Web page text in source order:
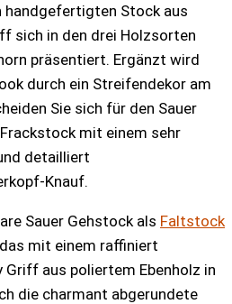
handgefertigten Stock aus
sich in den drei Holzsorten
präsentiert. Ergänzt wird
durch ein Streifendekor am
Sie sich für den Sauer
mit einem sehr
detailliert
Knauf.
Sauer Gehstock als Faltstock
mit einem raffiniert
Griff aus poliertem Ebenholz in
die charmant abgerundete